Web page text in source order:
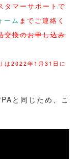
タマーサポートで
ーム までご連絡く
交換のお申し込み
は2022年1月31日に
と同じため、こ